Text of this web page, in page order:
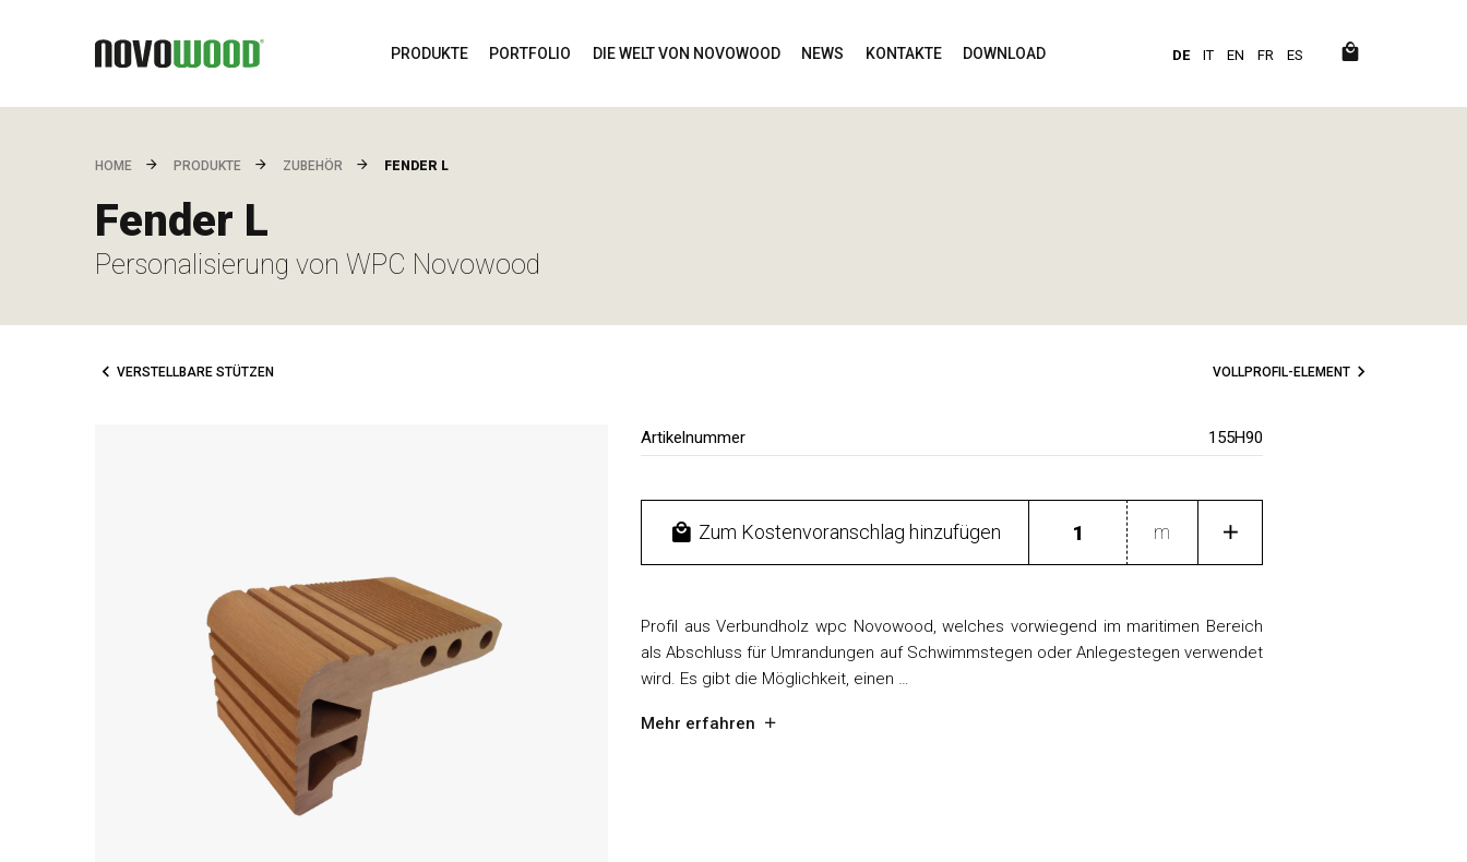
PRODUKTE PORTFOLIO DIE WELT VON NOVOWOOD NEWS KONTAKTE DOWNLOAD DE IT EN FR ES
HOME PRODUKTE ZUBEHÖR FENDER L
Fender L
Personalisierung von WPC Novowood
VERSTELLBARE STÜTZEN VOLLPROFIL-ELEMENT
Artikelnummer 155H90
Zum Kostenvoranschlag hinzufügen m
Profil aus Verbundholz wpc Novowood, welches vorwiegend im maritimen Bereich
als Abschluss für Umrandungen auf Schwimmstegen oder Anlegestegen verwendet
wird. Es gibt die Möglichkeit, einen …
Mehr erfahren